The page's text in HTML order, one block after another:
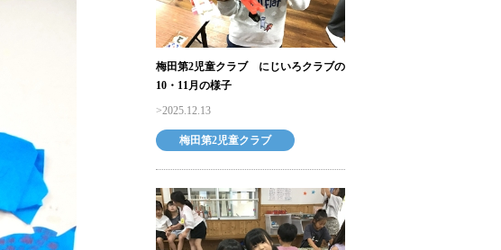
梅田第2児童クラブ にじいろクラブの
10・11月の様子
2025.12.13
梅田第2児童クラブ